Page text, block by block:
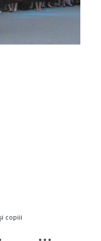
copiii